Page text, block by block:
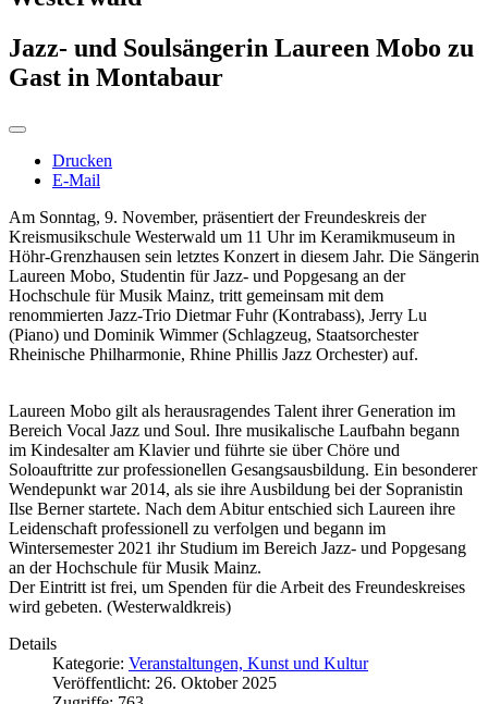
Jazz- und Soulsängerin Laureen Mobo zu
Gast in Montabaur
Drucken
E-Mail
Am Sonntag, 9. November, präsentiert der Freundeskreis der
Kreismusikschule Westerwald um 11 Uhr im Keramikmuseum in
Höhr-Grenzhausen sein letztes Konzert in diesem Jahr. Die Sängerin
Laureen Mobo, Studentin für Jazz- und Popgesang an der
Hochschule für Musik Mainz, tritt gemeinsam mit dem
renommierten Jazz-Trio Dietmar Fuhr (Kontrabass), Jerry Lu
(Piano) und Dominik Wimmer (Schlagzeug, Staatsorchester
Rheinische Philharmonie, Rhine Phillis Jazz Orchester) auf.
Laureen Mobo gilt als herausragendes Talent ihrer Generation im
Bereich Vocal Jazz und Soul. Ihre musikalische Laufbahn begann
im Kindesalter am Klavier und führte sie über Chöre und
Soloauftritte zur professionellen Gesangsausbildung. Ein besonderer
Wendepunkt war 2014, als sie ihre Ausbildung bei der Sopranistin
Ilse Berner startete. Nach dem Abitur entschied sich Laureen ihre
Leidenschaft professionell zu verfolgen und begann im
Wintersemester 2021 ihr Studium im Bereich Jazz- und Popgesang
an der Hochschule für Musik Mainz.
Der Eintritt ist frei, um Spenden für die Arbeit des Freundeskreises
wird gebeten. (Westerwaldkreis)
Details
Kategorie: Veranstaltungen, Kunst und Kultur
Veröffentlicht: 26. Oktober 2025